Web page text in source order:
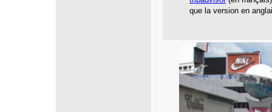
que la version en